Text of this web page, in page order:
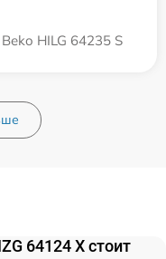
Beko HILG 64235 S
64124 X стоит